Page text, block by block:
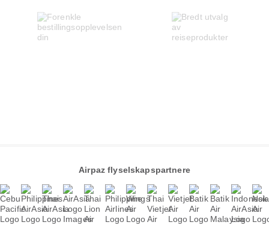
Airpaz flyselskapspartnere